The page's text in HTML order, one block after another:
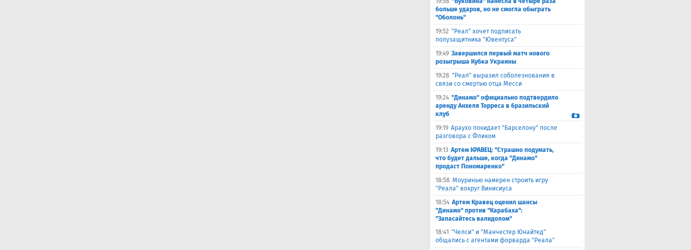
больше ударов, но не смогла обыграть
"Оболонь"
19:52 "Реал" хочет подписать
полузащитника "Ювентуса"
19:49 Завершился первый матч нового
розыгрыша Кубка Украины
19:28 "Реал" выразил соболезнования в
связи со смертью отца Месси
19:24 "Динамо" официально подтвердило
аренду Анхеля Торреса в бразильский
клуб
19:19 Араухо покидает "Барселону" после
разговора с Фликом
19:13 Артем КРАВЕЦ: "Страшно подумать,
что будет дальше, когда "Динамо"
продаст Пономаренко"
18:58 Моуринью намерен строить игру
"Реала" вокруг Винисиуса
18:54 Артем Кравец оценил шансы
"Динамо" против "Карабаха":
"Запасайтесь валидолом"
18:41 "Челси" и "Манчестер Юнайтед"
общались с агентами форварда "Реала"